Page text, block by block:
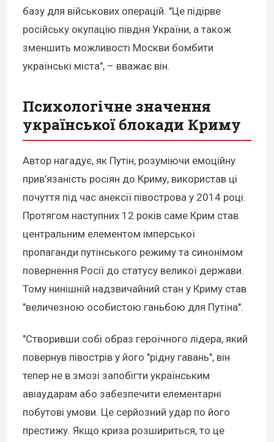
базу для військових операцій. "Це підірве
російську окупацію півдня України, а також
зменшить можливості Москви бомбити
українські міста", – вважає він.
Психологічне значення
української блокади Криму
Автор нагадує, як Путін, розуміючи емоційну
прив’язаність росіян до Криму, використав ці
почуття під час анексії півострова у 2014 році.
Протягом наступних 12 років саме Крим став
центральним елементом імперської
пропаганди путінського режиму та синонімом
повернення Росії до статусу великої держави.
Тому нинішній надзвичайний стан у Криму став
"величезною особистою ганьбою для Путіна".
"Створивши собі образ героїчного лідера, який
повернув півострів у його "рідну гавань", він
тепер не в змозі запобігти українським
авіаударам або забезпечити елементарні
побутові умови. Це серйозний удар по його
престижу. Якщо криза розшириться, то це